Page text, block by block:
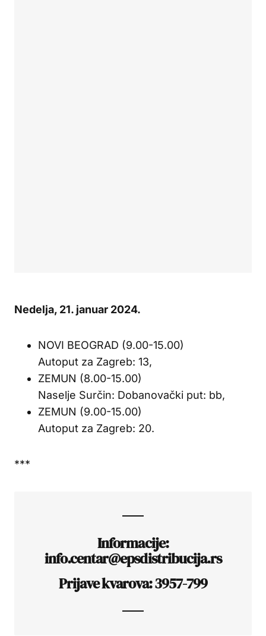
Nedelja, 21. januar 2024.
NOVI BEOGRAD (9.00-15.00)
Autoput za Zagreb: 13,
ZEMUN (8.00-15.00)
Naselje Surčin: Dobanovački put: bb,
ZEMUN (9.00-15.00)
Autoput za Zagreb: 20.
***
Informacije:
info.centar@epsdistribucija.rs
Prijave kvarova: 3957-799